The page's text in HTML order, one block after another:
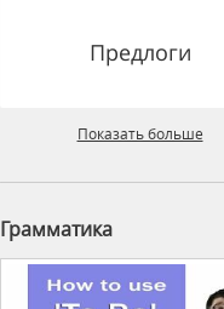
Предлоги
Показать больше
Грамматика